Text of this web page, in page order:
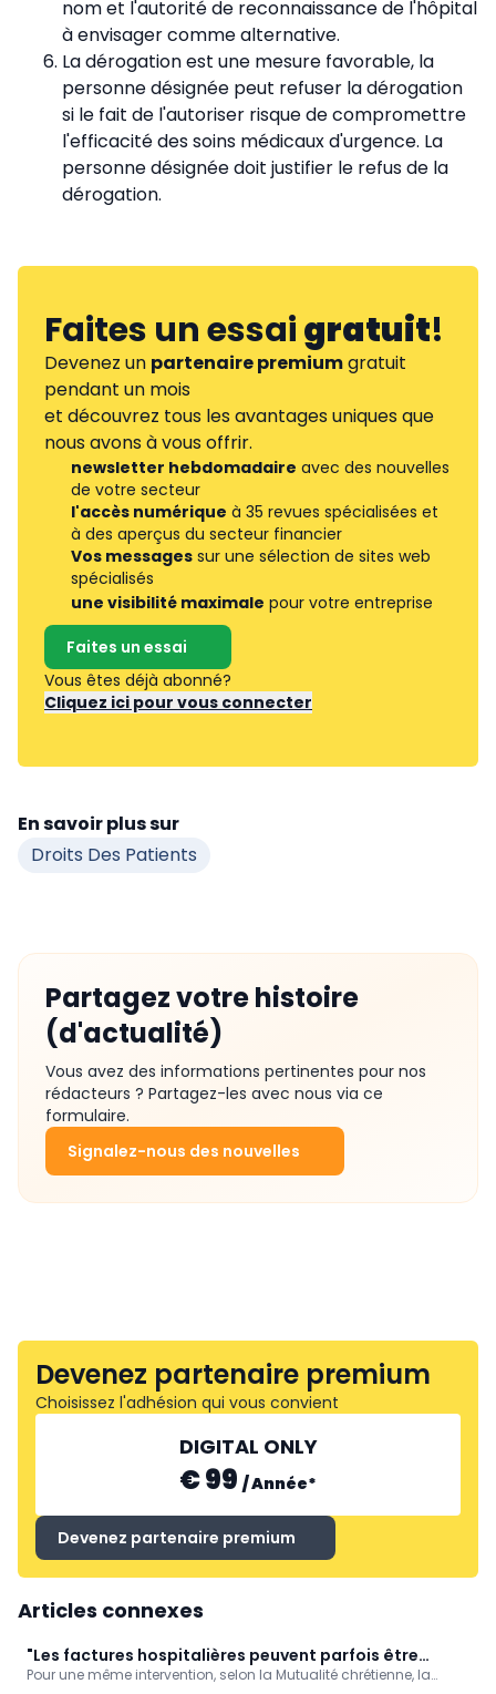
nom et l'autorité de reconnaissance de l'hôpital
à envisager comme alternative.
La dérogation est une mesure favorable, la
personne désignée peut refuser la dérogation
si le fait de l'autoriser risque de compromettre
l'efficacité des soins médicaux d'urgence. La
personne désignée doit justifier le refus de la
dérogation.
Faites un essaigratuit!
Devenez un partenaire premiumgratuit
pendant un mois
et découvrez tous les avantages uniques que
nous avons à vous offrir.
newsletter hebdomadaire avec des nouvelles
de votre secteur
l'accès numérique à 35 revues spécialisées et
à des aperçus du secteur financier
Vos messages sur une sélection de sites web
spécialisés
une visibilité maximale pour votre entreprise
Faites un essai
Vous êtes déjà abonné?
Cliquez ici pour vous connecter
En savoir plus sur
Droits Des Patients
Partagez votre histoire
(d'actualité)
Vous avez des informations pertinentes pour nos
rédacteurs ? Partagez-les avec nous via ce
formulaire.
Signalez-nous des nouvelles
Devenez partenaire premium
Choisissez l'adhésion qui vous convient
DIGITAL ONLY
€ 99 /Année*
Devenez partenaire premium
Articles connexes
"Les factures hospitalières peuvent parfois être
multipliées par dix en chambre individuelle" (MC/AIM)
Pour une même intervention, selon la Mutualité chrétienne, la